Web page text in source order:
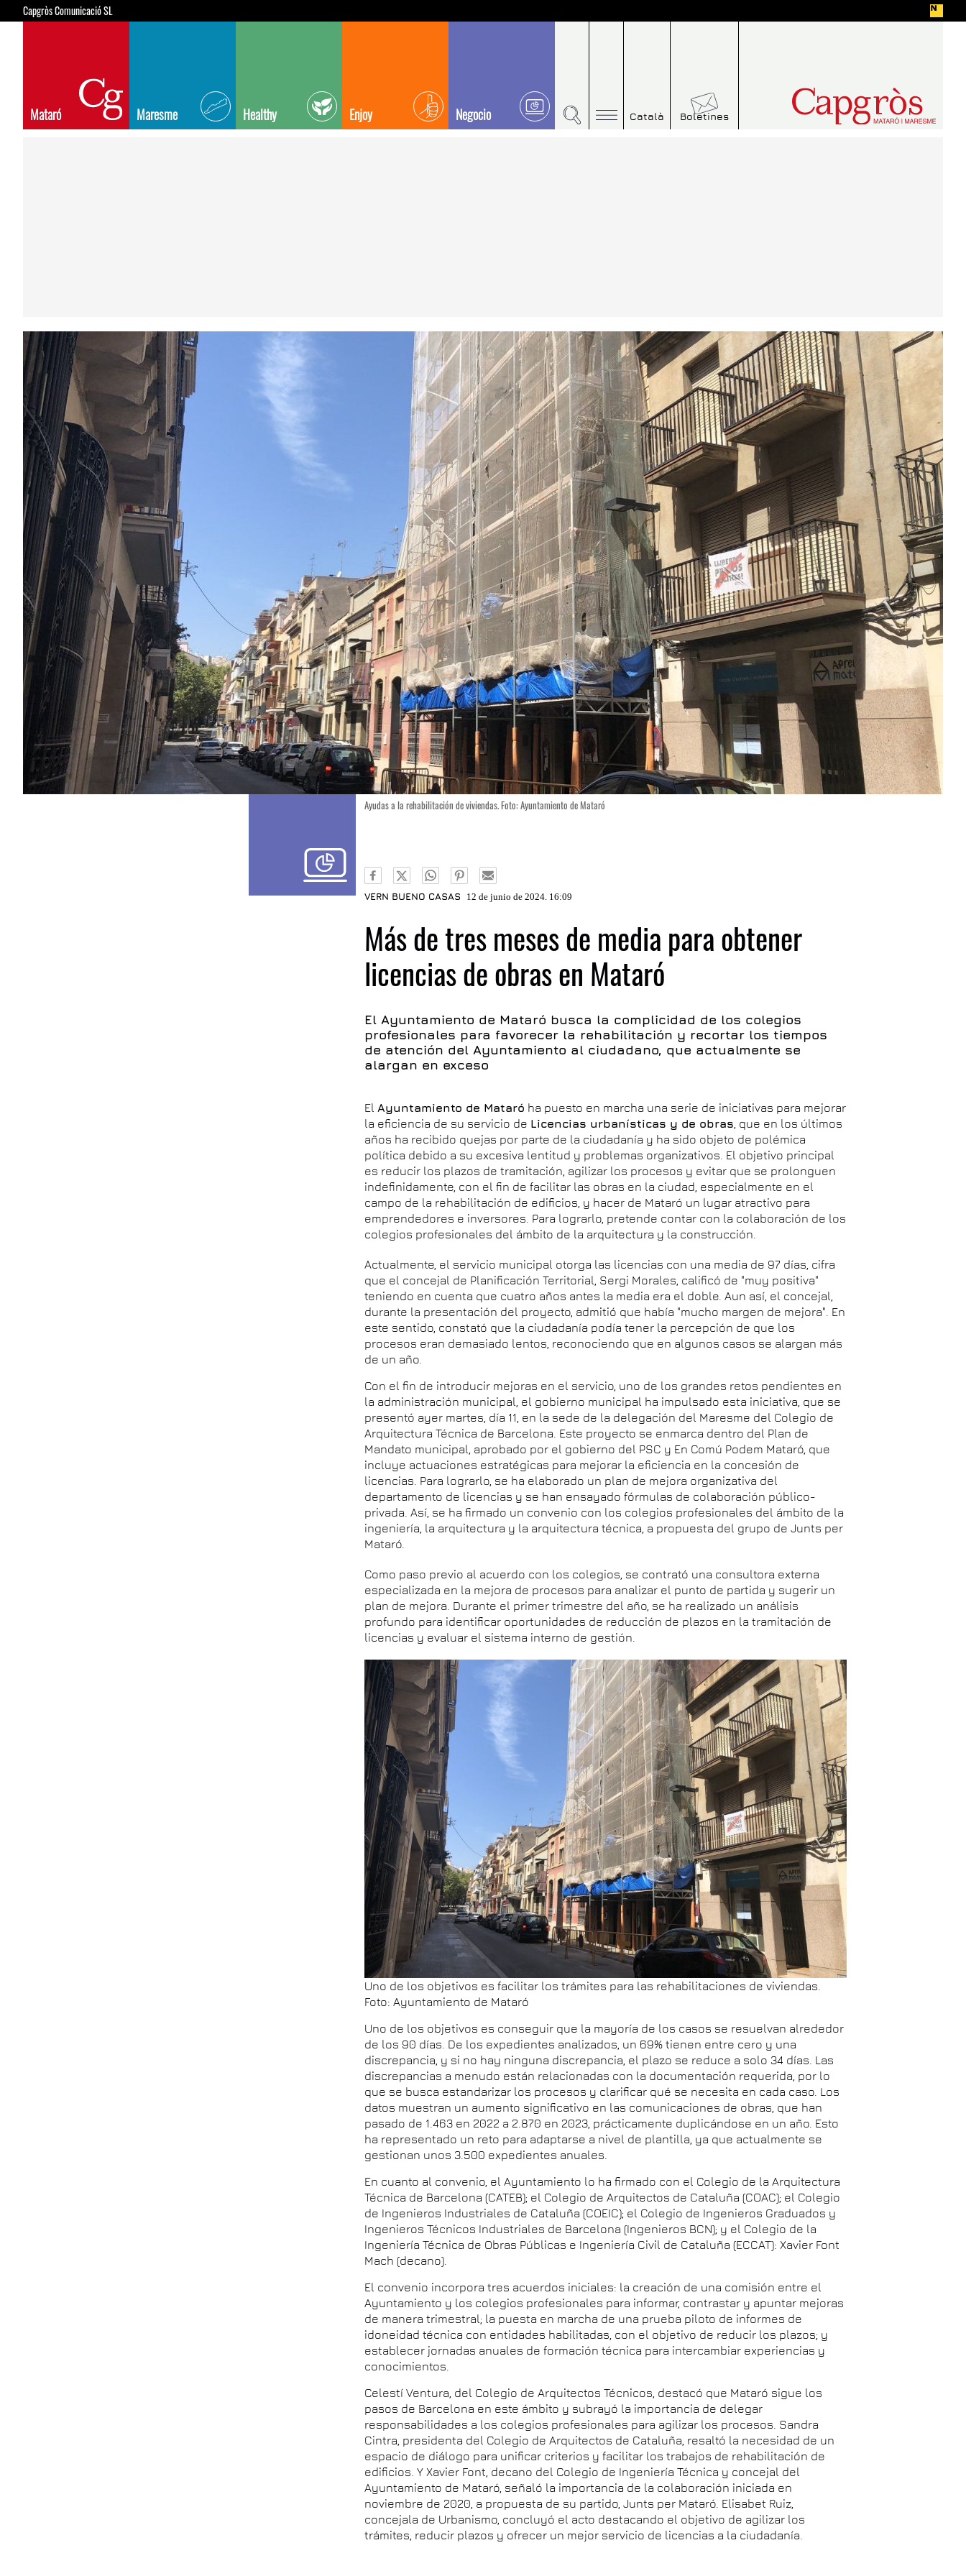
Capgròs Comunicació SL
Mataró Maresme Healthy Enjoy Negocio Català Boletines
Ayudas a la rehabilitación de viviendas. Foto: Ayuntamiento de Mataró
VERN BUENO CASAS 12 de junio de 2024. 16:09
Más de tres meses de media para obtener
licencias de obras en Mataró
El Ayuntamiento de Mataró busca la complicidad de los colegios
profesionales para favorecer la rehabilitación y recortar los tiempos
de atención del Ayuntamiento al ciudadano, que actualmente se
alargan en exceso
El Ayuntamiento de Mataró ha puesto en marcha una serie de iniciativas para mejorar
la eficiencia de su servicio de Licencias urbanísticas y de obras , que en los últimos
años ha recibido quejas por parte de la ciudadanía y ha sido objeto de polémica
política debido a su excesiva lentitud y problemas organizativos. El objetivo principal
es reducir los plazos de tramitación, agilizar los procesos y evitar que se prolonguen
indefinidamente, con el fin de facilitar las obras en la ciudad, especialmente en el
campo de la rehabilitación de edificios, y hacer de Mataró un lugar atractivo para
emprendedores e inversores. Para lograrlo, pretende contar con la colaboración de los
colegios profesionales del ámbito de la arquitectura y la construcción.
Actualmente, el servicio municipal otorga las licencias con una media de 97 días, cifra
que el concejal de Planificación Territorial, Sergi Morales, calificó de "muy positiva"
teniendo en cuenta que cuatro años antes la media era el doble. Aun así, el concejal,
durante la presentación del proyecto, admitió que había "mucho margen de mejora". En
este sentido, constató que la ciudadanía podía tener la percepción de que los
procesos eran demasiado lentos, reconociendo que en algunos casos se alargan más
de un año.
Con el fin de introducir mejoras en el servicio, uno de los grandes retos pendientes en
la administración municipal, el gobierno municipal ha impulsado esta iniciativa, que se
presentó ayer martes, día 11, en la sede de la delegación del Maresme del Colegio de
Arquitectura Técnica de Barcelona. Este proyecto se enmarca dentro del Plan de
Mandato municipal, aprobado por el gobierno del PSC y En Comú Podem Mataró, que
incluye actuaciones estratégicas para mejorar la eficiencia en la concesión de
licencias. Para lograrlo, se ha elaborado un plan de mejora organizativa del
departamento de licencias y se han ensayado fórmulas de colaboración público-
privada. Así, se ha firmado un convenio con los colegios profesionales del ámbito de la
ingeniería, la arquitectura y la arquitectura técnica, a propuesta del grupo de Junts per
Mataró.
Como paso previo al acuerdo con los colegios, se contrató una consultora externa
especializada en la mejora de procesos para analizar el punto de partida y sugerir un
plan de mejora. Durante el primer trimestre del año, se ha realizado un análisis
profundo para identificar oportunidades de reducción de plazos en la tramitación de
licencias y evaluar el sistema interno de gestión.
Uno de los objetivos es facilitar los trámites para las rehabilitaciones de viviendas.
Foto: Ayuntamiento de Mataró
Uno de los objetivos es conseguir que la mayoría de los casos se resuelvan alrededor
de los 90 días. De los expedientes analizados, un 69% tienen entre cero y una
discrepancia, y si no hay ninguna discrepancia, el plazo se reduce a solo 34 días. Las
discrepancias a menudo están relacionadas con la documentación requerida, por lo
que se busca estandarizar los procesos y clarificar qué se necesita en cada caso. Los
datos muestran un aumento significativo en las comunicaciones de obras, que han
pasado de 1.463 en 2022 a 2.870 en 2023, prácticamente duplicándose en un año. Esto
ha representado un reto para adaptarse a nivel de plantilla, ya que actualmente se
gestionan unos 3.500 expedientes anuales.
En cuanto al convenio, el Ayuntamiento lo ha firmado con el Colegio de la Arquitectura
Técnica de Barcelona (CATEB); el Colegio de Arquitectos de Cataluña (COAC); el Colegio
de Ingenieros Industriales de Cataluña (COEIC); el Colegio de Ingenieros Graduados y
Ingenieros Técnicos Industriales de Barcelona (Ingenieros BCN); y el Colegio de la
Ingeniería Técnica de Obras Públicas e Ingeniería Civil de Cataluña (ECCAT): Xavier Font
Mach (decano).
El convenio incorpora tres acuerdos iniciales: la creación de una comisión entre el
Ayuntamiento y los colegios profesionales para informar, contrastar y apuntar mejoras
de manera trimestral; la puesta en marcha de una prueba piloto de informes de
idoneidad técnica con entidades habilitadas, con el objetivo de reducir los plazos; y
establecer jornadas anuales de formación técnica para intercambiar experiencias y
conocimientos.
Celestí Ventura, del Colegio de Arquitectos Técnicos, destacó que Mataró sigue los
pasos de Barcelona en este ámbito y subrayó la importancia de delegar
responsabilidades a los colegios profesionales para agilizar los procesos. Sandra
Cintra, presidenta del Colegio de Arquitectos de Cataluña, resaltó la necesidad de un
espacio de diálogo para unificar criterios y facilitar los trabajos de rehabilitación de
edificios. Y Xavier Font, decano del Colegio de Ingeniería Técnica y concejal del
Ayuntamiento de Mataró, señaló la importancia de la colaboración iniciada en
noviembre de 2020, a propuesta de su partido, Junts per Mataró. Elisabet Ruiz,
concejala de Urbanismo, concluyó el acto destacando el objetivo de agilizar los
trámites, reducir plazos y ofrecer un mejor servicio de licencias a la ciudadanía.